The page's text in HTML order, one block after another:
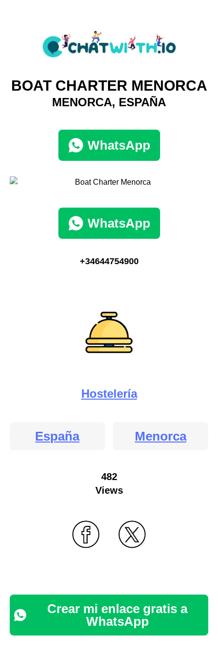
BOAT CHARTER MENORCA
MENORCA, ESPAÑA
WhatsApp
WhatsApp
+34644754900
Hostelería
España Menorca
482
Views
Crear mi enlace gratis a
WhatsApp